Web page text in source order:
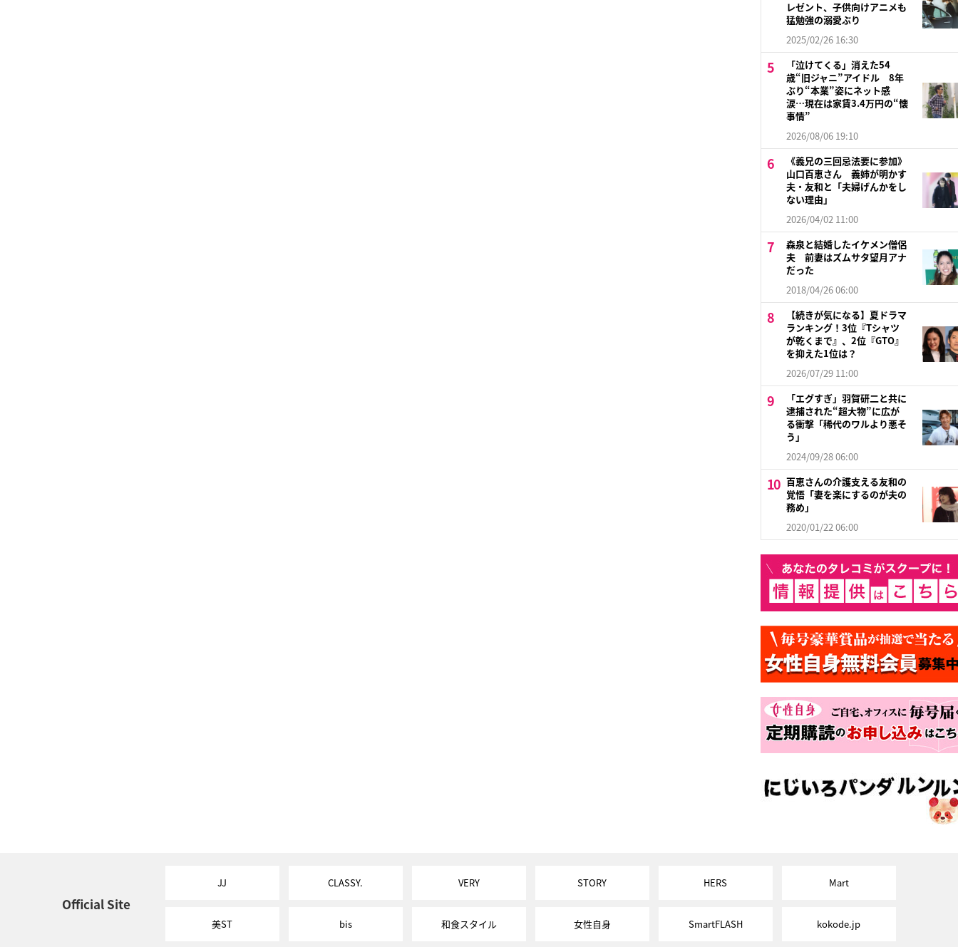
レゼント、子供向けアニメも
猛勉強の溺愛ぶり
2025/02/26 16:30
「泣けてくる」消えた54
歳“旧ジャニ”アイドル 8年
ぶり“本業”姿にネット感
涙…現在は家賃3.4万円の“懐
事情”
2026/08/06 19:10
《義兄の三回忌法要に参加》
山口百恵さん 義姉が明かす
夫・友和と「夫婦げんかをし
ない理由」
2026/04/02 11:00
森泉と結婚したイケメン僧侶
夫 前妻はズムサタ望月アナ
だった
2018/04/26 06:00
【続きが気になる】夏ドラマ
ランキング！3位『Tシャツ
が乾くまで』、2位『GTO』
を抑えた1位は？
2026/07/29 11:00
「エグすぎ」羽賀研二と共に
逮捕された“超大物”に広が
る衝撃「稀代のワルより悪そ
う」
2024/09/28 06:00
百恵さんの介護支える友和の
覚悟「妻を楽にするのが夫の
務め」
2020/01/22 06:00
Official Site
JJ CLASSY. VERY STORY HERS Mart
美ST bis 和食スタイル 女性自身 SmartFLASH kokode.jp